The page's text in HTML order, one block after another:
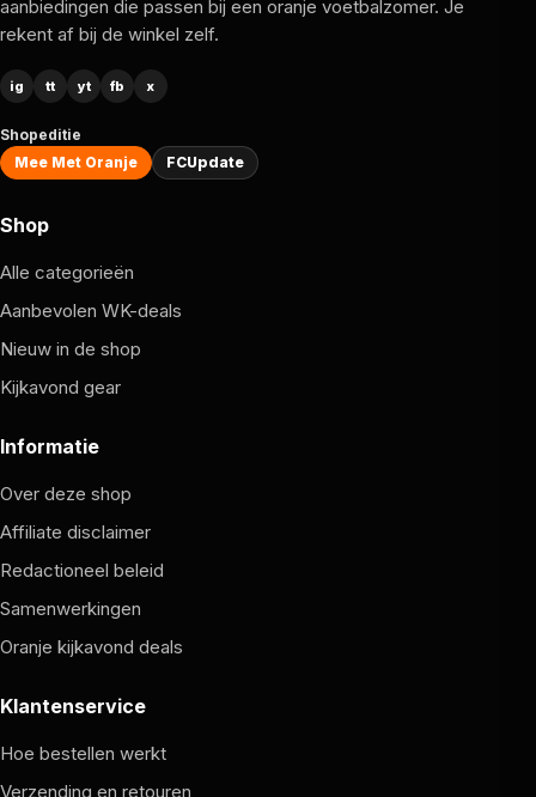
aanbiedingen die passen bij een oranje voetbalzomer. Je
rekent af bij de winkel zelf.
ig tt yt fb x
Shopeditie
Mee Met Oranje
FCUpdate
Shop
Alle categorieën
Aanbevolen WK-deals
Nieuw in de shop
Kijkavond gear
Informatie
Over deze shop
Affiliate disclaimer
Redactioneel beleid
Samenwerkingen
Oranje kijkavond deals
Klantenservice
Hoe bestellen werkt
Verzending en retouren